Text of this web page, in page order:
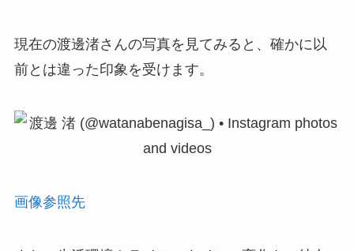
現在の渡邊渚さんの写真を見てみると、確かに以
前とは違った印象を受けます。
画像参照先